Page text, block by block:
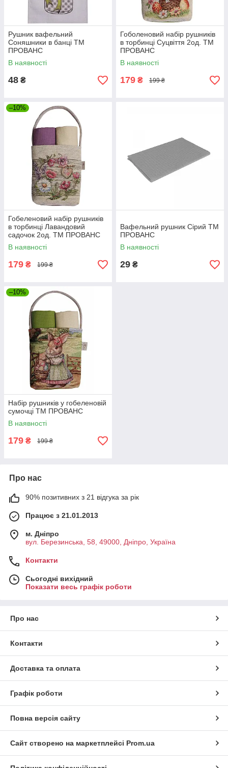
Рушник вафельний
Соняшники в банці ТМ
ПРОВАНС
В наявності
48 ₴
Гоболеновий набір рушників
в торбинці Суцвіття 2од. ТМ
ПРОВАНС
В наявності
179 ₴ 199 ₴
–10%
Гобеленовий набір рушників
в торбинці Лавандовий
садочок 2од. ТМ ПРОВАНС
В наявності
179 ₴ 199 ₴
Вафельний рушник Сiрий ТМ
ПРОВАНС
В наявності
29 ₴
–10%
Набір рушників у гобеленовій
сумочці ТМ ПРОВАНС
В наявності
179 ₴ 199 ₴
Про нас
90% позитивних з 21 відгука за рік
Працює з 21.01.2013
м. Дніпро
вул. Березинська, 58, 49000, Дніпро, Україна
Контакти
Сьогодні вихідний
Показати весь графік роботи
Про нас
Контакти
Доставка та оплата
Графік роботи
Повна версія сайту
Сайт створено на маркетплейсі Prom.ua